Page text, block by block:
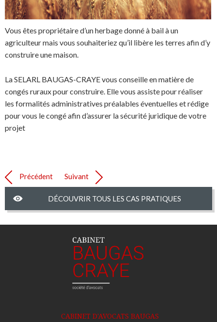
Vous êtes propriétaire d’un herbage donné à bail à un
agriculteur mais vous souhaiteriez qu’il libère les terres afin d’y
construire une maison.
La SELARL BAUGAS-CRAYE vous conseille en matière de
congés ruraux pour construire. Elle vous assiste pour réaliser
les formalités administratives préalables éventuelles et rédige
pour vous le congé afin d’assurer la sécurité juridique de votre
projet
Précédent Suivant
DÉCOUVRIR TOUS LES CAS PRATIQUES
CABINET D'AVOCATS BAUGAS